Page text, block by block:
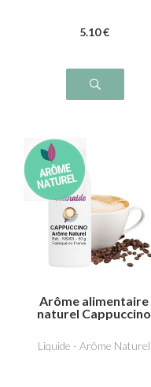
5.10 €
Arôme alimentaire
naturel Cappuccino
Liquide - Arôme Naturel